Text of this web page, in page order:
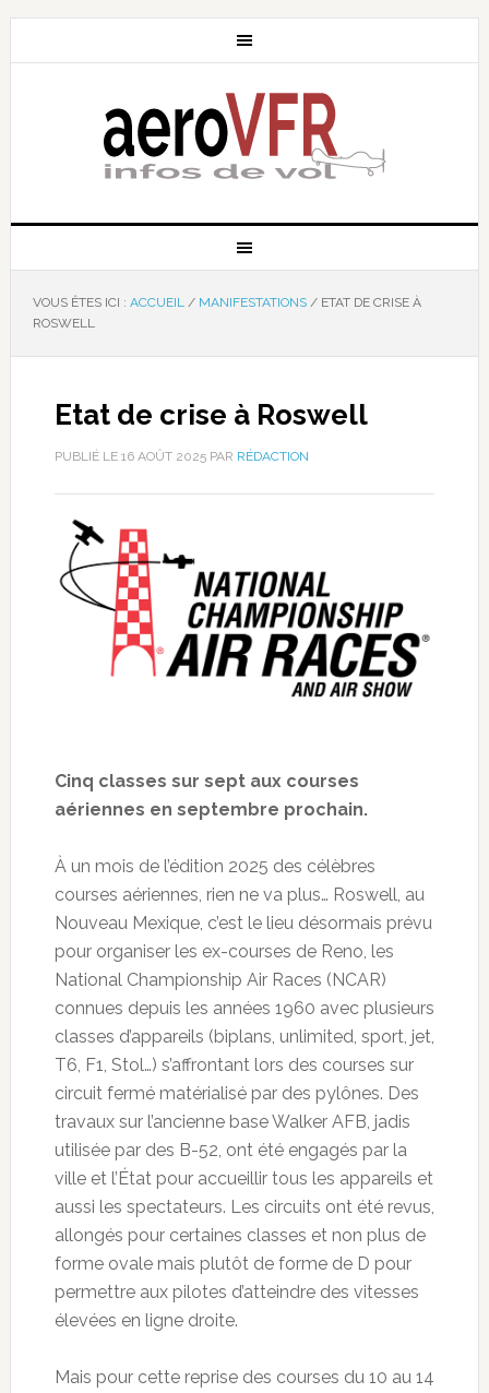
VOUS ÊTES ICI : ACCUEIL / MANIFESTATIONS /ETAT DE CRISE À
ROSWELL
Etat de crise à Roswell
PUBLIÉ LE 16 AOÛT 2025PAR RÉDACTION
Cinq classes sur sept aux courses
aériennes en septembre prochain.
À un mois de l’édition 2025 des célèbres
courses aériennes, rien ne va plus… Roswell, au
Nouveau Mexique, c’est le lieu désormais prévu
pour organiser les ex-courses de Reno, les
National Championship Air Races (NCAR)
connues depuis les années 1960 avec plusieurs
classes d’appareils (biplans, unlimited, sport, jet,
T6, F1, Stol…) s’affrontant lors des courses sur
circuit fermé matérialisé par des pylônes. Des
travaux sur l’ancienne base Walker AFB, jadis
utilisée par des B-52, ont été engagés par la
ville et l’État pour accueillir tous les appareils et
aussi les spectateurs. Les circuits ont été revus,
allongés pour certaines classes et non plus de
forme ovale mais plutôt de forme de D pour
permettre aux pilotes d’atteindre des vitesses
élevées en ligne droite.
Mais pour cette reprise des courses du 10 au 14